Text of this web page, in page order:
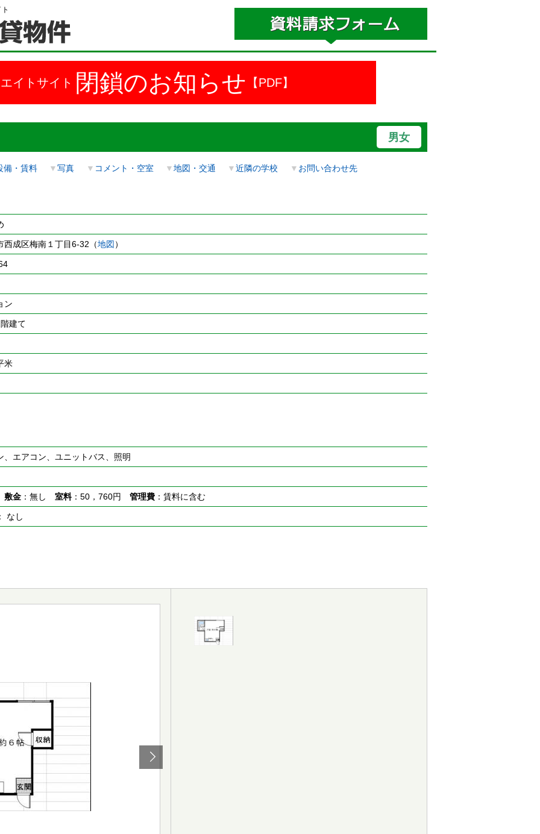
イトサイト 閉鎖のお知らせ 【PDF】
男女
備・賃料 ▼写真 ▼ コメント・空室 ▼地図・交通 ▼近隣の学校 ▼ お問い合わせ先
西成区梅南１丁目6-32（地図）
ン
建て
米
、エアコン、ユニットバス、照明
敷金：無し 室料：50，760円 管理費：賃料に含む
なし